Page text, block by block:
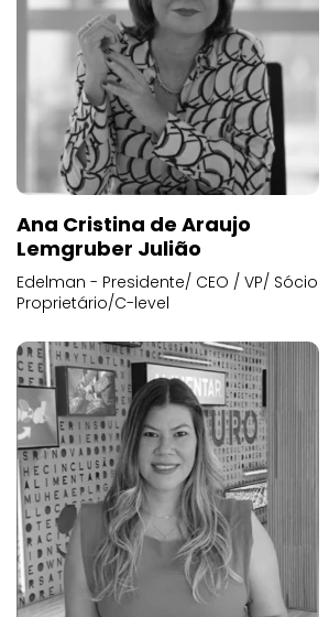
Ana Cristina de Araujo
Lemgruber Julião
Edelman - Presidente/ CEO / VP/ Sócio
Proprietário/C-level